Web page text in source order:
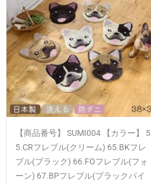
【商品番号】 SUMI004 【カラー】 5
5.CRフレブル(クリーム) 65.BKフレ
ブル(ブラック) 66.FOフレブル(フォ
ーン) 67.BPフレブル(ブラックパイ